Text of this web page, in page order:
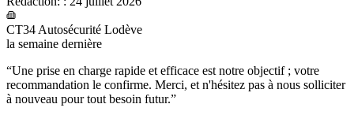
CT34 Autosécurité Lodève
la semaine dernière
“Une prise en charge rapide et efficace est notre objectif ; votre
recommandation le confirme. Merci, et n'hésitez pas à nous solliciter
à nouveau pour tout besoin futur.”